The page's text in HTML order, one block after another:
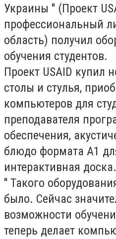
Украины '' (Проект
профессиональный
область) получил
обучения студентов.
Проект USAID купил
столы и стулья,
компьютеров для
преподавателя
обеспечения,
блюдо формата А1
интерактивная доска.
'' Такого
было. Сейчас
возможности
теперь делает